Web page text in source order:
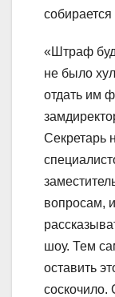
«Штраф
не было
отдать им
Секретарь
вопросам,
шоу. Тем
оставить
соскочило.